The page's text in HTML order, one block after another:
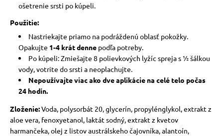
ošetrenie srsti po kúpeli.
Použitie:
Nastriekajte priamo na podráždenú oblasť pokožky.
Opakujte 1-4 krát denne podľa potreby.
Po kúpeli: Zmiešajte 8 polievkových lyžíc spreja s ½ šálkou
vody, votrite do srsti a neoplachujte.
Nepoužívajte viac ako dve aplikácie na celé telo počas
24 hodín.
Zloženie:Voda, polysorbát 20, glycerín, propylénglykol, extrakt z
aloe vera, fenoxyetanol, laktát sodný, extrakt z kvetov
harmančeka, olej z listov austrálskeho čajovníka, alantoín,